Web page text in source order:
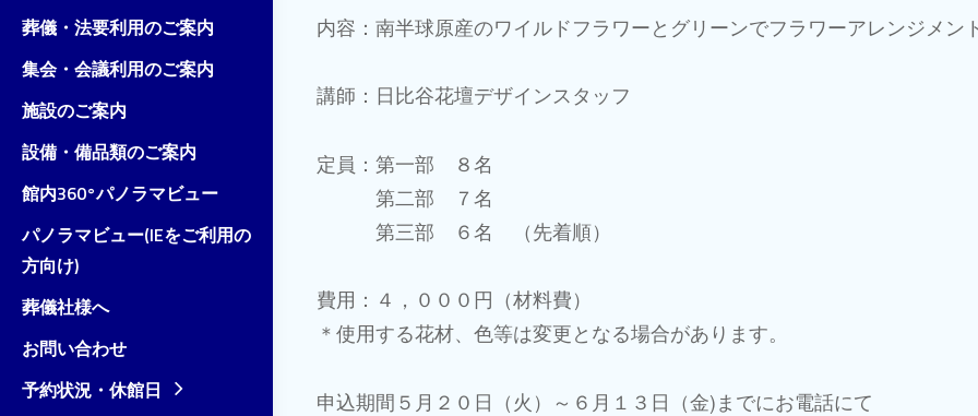
葬儀・法要利用のご案内
集会・会議利用のご案内
施設のご案内
設備・備品類のご案内
館内360°パノラマビュー
パノラマビュー(IEをご利用の
方向け)
葬儀社様へ
お問い合わせ
予約状況・休館日
内容：南半球原産のワイルドフラワーとグリーンでフラワーアレンジメ
講師：日比谷花壇デザインスタッフ
定員：第一部 ８名
第二部 ７名
第三部 ６名 （先着順）
費用：４，０００円（材料費）
＊使用する花材、色等は変更となる場合があります。
申込期間５月２０日（火）～６月１３日（金)までにお電話にて